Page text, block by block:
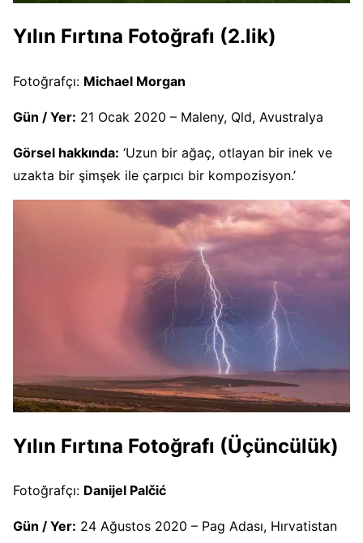
Yılın Fırtına Fotoğrafı (2.lik)
Fotoğrafçı: Michael Morgan
Gün / Yer: 21 Ocak 2020 – Maleny, Qld, Avustralya
Görsel hakkında: ‘Uzun bir ağaç, otlayan bir inek ve
uzakta bir şimşek ile çarpıcı bir kompozisyon.’
Yılın Fırtına Fotoğrafı (Üçüncülük)
Fotoğrafçı: Danijel Palčić
Gün / Yer: 24 Ağustos 2020 – Pag Adası, Hırvatistan